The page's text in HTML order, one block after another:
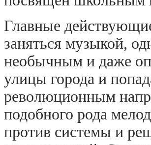
Главные
заняться музыкой,
необычным и даже
улицы города и
революционным
подобного рода
против системы и